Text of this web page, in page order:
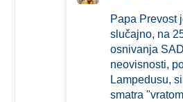
Papa Prevost
slučajno, na
osnivanja
neovisnosti,
Lampedusu,
smatra